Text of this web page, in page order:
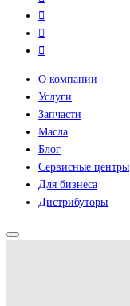
О компании
Услуги
Запчасти
Масла
Блог
Сервисные центры
Для бизнеса
Дистрибуторы